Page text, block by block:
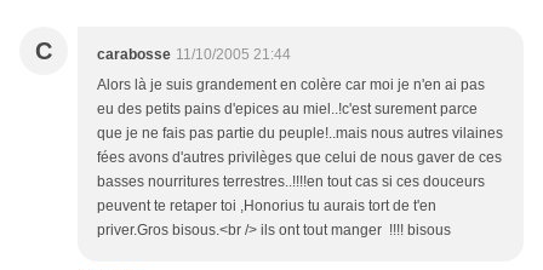
C carabosse 11/10/2005 21:44
Alors là je suis grandement en colère car moi je n'en ai pas
eu des petits pains d'epices au miel..!c'est surement parce
que je ne fais pas partie du peuple!..mais nous autres vilaines
fées avons d'autres privilèges que celui de nous gaver de ces
basses nourritures terrestres..!!!!en tout cas si ces douceurs
peuvent te retaper toi ,Honorius tu aurais tort de t'en
priver.Gros bisous.<br /> ils ont tout manger !!!! bisous